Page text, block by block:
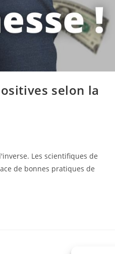
selon la
Les scientifiques de
de bonnes pratiques de